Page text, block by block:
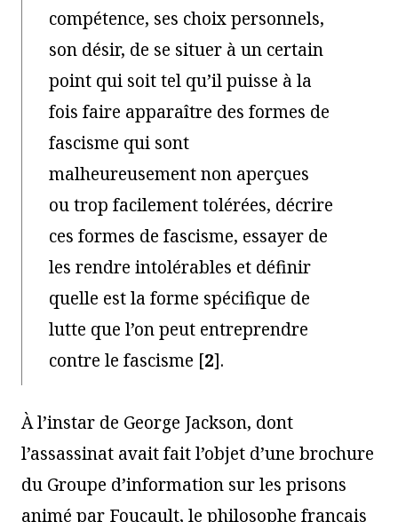
compétence, ses choix personnels,
son désir, de se situer à un certain
point qui soit tel qu’il puisse à la
fois faire apparaître des formes de
fascisme qui sont
malheureusement non aperçues
ou trop facilement tolérées, décrire
ces formes de fascisme, essayer de
les rendre intolérables et définir
quelle est la forme spécifique de
lutte que l’on peut entreprendre
contre le fascisme [2].
À l’instar de George Jackson, dont
l’assassinat avait fait l’objet d’une brochure
du Groupe d’information sur les prisons
animé par Foucault, le philosophe français